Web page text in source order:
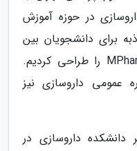
در حوزه آموزش
برای دانشجویان بین
الملل کوریکولوم دوره MPharmPharmD را طراحی کردیم.
عمومی داروسازی نیز
داروسازی در